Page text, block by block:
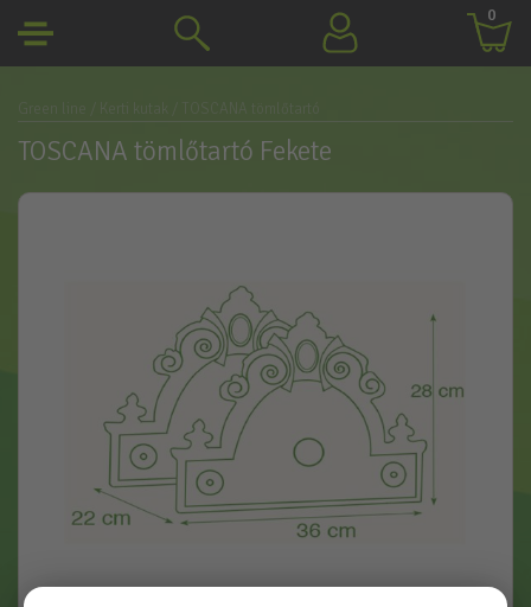
0
TOSCANA tömlőtartó Fekete